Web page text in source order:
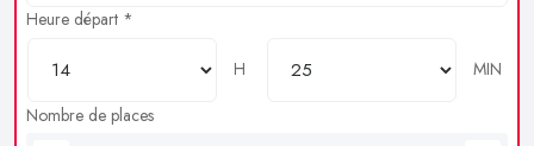
Heure départ *
H
MIN
Nombre de places